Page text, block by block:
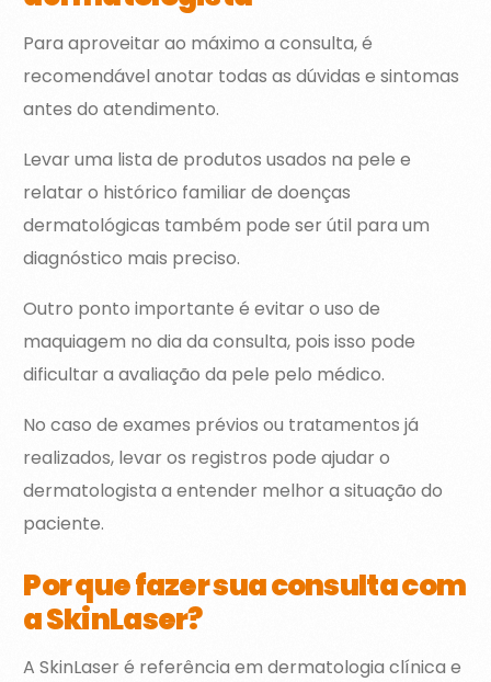
Para aproveitar ao máximo a consulta, é
recomendável anotar todas as dúvidas e sintomas
antes do atendimento.
Levar uma lista de produtos usados na pele e
relatar o histórico familiar de doenças
dermatológicas também pode ser útil para um
diagnóstico mais preciso.
Outro ponto importante é evitar o uso de
maquiagem no dia da consulta, pois isso pode
dificultar a avaliação da pele pelo médico.
No caso de exames prévios ou tratamentos já
realizados, levar os registros pode ajudar o
dermatologista a entender melhor a situação do
paciente.
Por que fazer sua consulta com
a SkinLaser?
A SkinLaser é referência em dermatologia clínica e